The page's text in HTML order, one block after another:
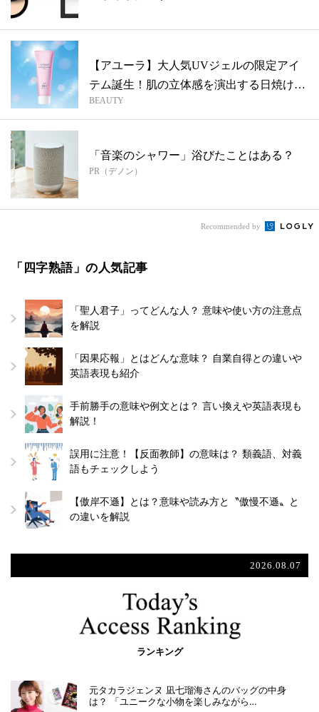
【アユーラ】大人気UVジェルの限定アイ
テム誕生！肌の立体感を演出する日焼け止
め
BEAUTY
「音楽のシャワー」浴びたことはある？
PR（デノン）
Recommended by
「四字熟語」の人気記事
「聖人君子」ってどんな人？ 意味や使い方の注意点
を解説
「因果応報」とはどんな意味？ 自業自得との違いや
英語表現も紹介
手前勝手の意味や例文とは？ 言い換えや英語表現も
解説！
誤用に注意！【反面教師】の意味は？ 類義語、対義
語もチェックしよう
【傲岸不遜】とは？意味や読み方と〝傲慢不遜〟と
の違いを解説
2026.08.07
ランキング
元タカラジェンヌ 凪七瑠海さんのバッグの中身
は？ 「ユニークな小物を楽しみながら…